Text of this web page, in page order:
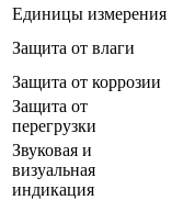
Единицы измерения
Защита от влаги
Защита от коррозии
Защита от
перегрузки
Звуковая и
визуальная
индикация